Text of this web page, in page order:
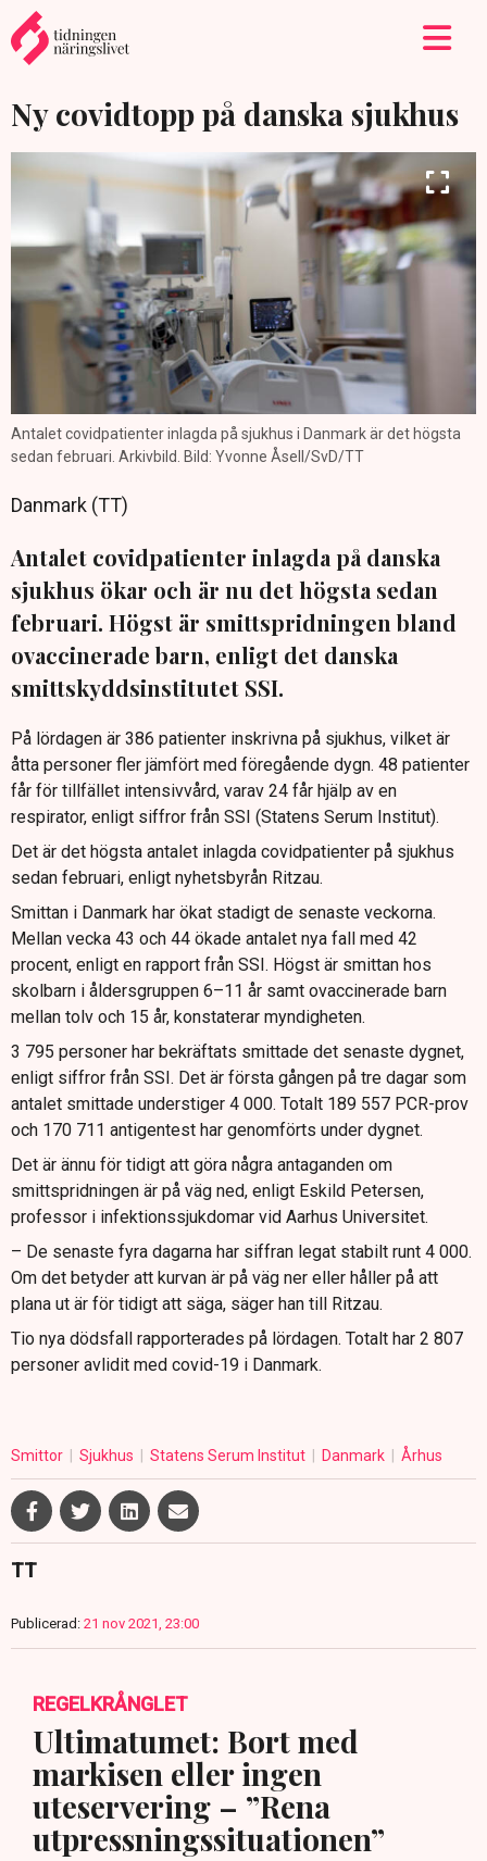
Ny covidtopp på danska sjukhus
Antalet covidpatienter inlagda på sjukhus i Danmark är det högsta
sedan februari. Arkivbild. Bild: Yvonne Åsell/SvD/TT
Danmark (TT)
Antalet covidpatienter inlagda på danska
sjukhus ökar och är nu det högsta sedan
februari. Högst är smittspridningen bland
ovaccinerade barn, enligt det danska
smittskyddsinstitutet SSI.
På lördagen är 386 patienter inskrivna på sjukhus, vilket är
åtta personer fler jämfört med föregående dygn. 48 patienter
får för tillfället intensivvård, varav 24 får hjälp av en
respirator, enligt siffror från SSI (Statens Serum Institut).
Det är det högsta antalet inlagda covidpatienter på sjukhus
sedan februari, enligt nyhetsbyrån Ritzau.
Smittan i Danmark har ökat stadigt de senaste veckorna.
Mellan vecka 43 och 44 ökade antalet nya fall med 42
procent, enligt en rapport från SSI. Högst är smittan hos
skolbarn i åldersgruppen 6–11 år samt ovaccinerade barn
mellan tolv och 15 år, konstaterar myndigheten.
3 795 personer har bekräftats smittade det senaste dygnet,
enligt siffror från SSI. Det är första gången på tre dagar som
antalet smittade understiger 4 000. Totalt 189 557 PCR-prov
och 170 711 antigentest har genomförts under dygnet.
Det är ännu för tidigt att göra några antaganden om
smittspridningen är på väg ned, enligt Eskild Petersen,
professor i infektionssjukdomar vid Aarhus Universitet.
– De senaste fyra dagarna har siffran legat stabilt runt 4 000.
Om det betyder att kurvan är på väg ner eller håller på att
plana ut är för tidigt att säga, säger han till Ritzau.
Tio nya dödsfall rapporterades på lördagen. Totalt har 2 807
personer avlidit med covid-19 i Danmark.
Smittor Sjukhus Statens Serum Institut Danmark Århus
TT
Publicerad: 21 nov 2021, 23:00
REGELKRÅNGLET
Ultimatumet: Bort med
markisen eller ingen
uteservering – ”Rena
utpressningssituationen”